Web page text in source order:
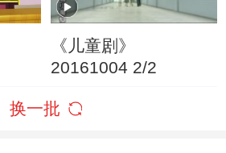
《儿童剧》
20161004 2/2
换一批